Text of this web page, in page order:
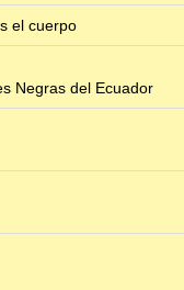
el cuerpo
Negras del Ecuador